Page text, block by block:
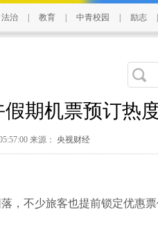
法治 教育 中青校园 励志
期机票预订热
来源： 央视财经
不少旅客也提前锁定优惠票